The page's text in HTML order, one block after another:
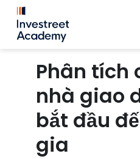
Phân tích
nhà giao
bắt đầu
gia